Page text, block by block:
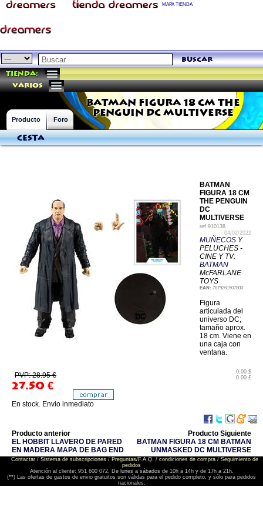
MAPA TIENDA
buscar
Tienda:
varios
BATMAN FIGURA 18 CM THE
PENGUIN DC MULTIVERSE
Producto Foro
Cesta
BATMAN
FIGURA 18 CM
THE PENGUIN
DC
MULTIVERSE
ref 910138
04/02/2022
MUÑECOS Y
PELUCHES -
CINE Y TV:
BATMAN
McFARLANE
TOYS
EAN: 7879261507800
Figura
articulada del
universo DC;
tamaño aprox.
18 cm. Viene en
una caja con
ventana.
PVP: 28.95 €
27.50 €
0.00 $
0.00 £
En stock. Envio inmediato
Producto anterior
EL HOBBIT LLAVERO DE PARED
EN MADERA MAPA DE BAG END
Producto Siguiente
BATMAN FIGURA 18 CM BATMAN
UNMASKED DC MULTIVERSE
Contactar/ Sistema de subscripciones/ Preguntas/F.A.Q. / condiciones de compra/ Seguimiento de
pedidos
Atención al cliente: 951 600 072. De lunes a sábados de 10h a 14h y de 17h a 21h.
(**) Las ofertas de gastos de envio gratuitos son válidas para el pedido completo, y sólo para pedidos
nacionales.